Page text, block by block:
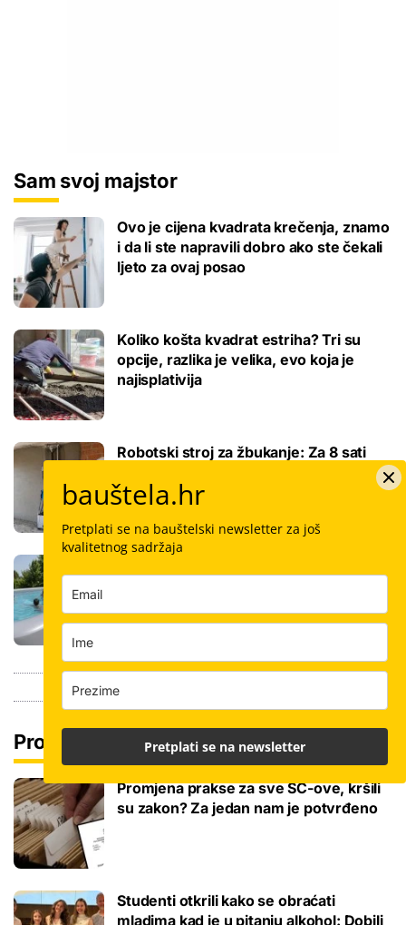
Sam svoj majstor
Ovo je cijena kvadrata krečenja, znamo
i da li ste napravili dobro ako ste čekali
ljeto za ovaj posao
Koliko košta kvadrat estriha? Tri su
opcije, razlika je velika, evo koja je
najisplativija
Robotski stroj za žbukanje: Za 8 sati
samo dva bauštelca
Pročitaj još
Promjena prakse za sve SC-ove, kršili
su zakon? Za jedan nam je potvrđeno
Studenti otkrili kako se obraćati
mladima kad je u pitanju alkohol: Dobili
bauštela.hr
Pretplati se na bauštelski newsletter za još
kvalitetnog sadržaja
Pretplati se na newsletter